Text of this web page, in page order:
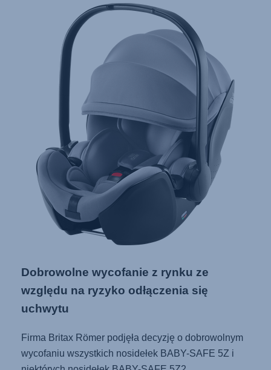
Dobrowolne wycofanie z rynku ze
względu na ryzyko odłączenia się
uchwytu
Firma Britax Römer podjęła decyzję o dobrowolnym
wycofaniu wszystkich nosidełek BABY-SAFE 5Z i